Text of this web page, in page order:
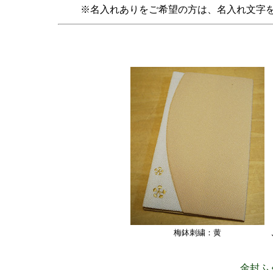
※名入れありをご希望の方は、名入れ文字
梅鉢刺繍：黄
金封ふ